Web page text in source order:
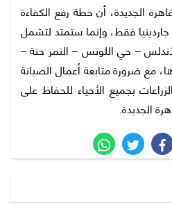
الجديدة، أن خطة رفع الكفاءة
فقط، وإنما ستمتد لتشمل
– حي اللوتس – التمر حنة –
مع ضرورة متابعة أعمال الصيانة
بجميع الأحياء للحفاظ على
الجديدة.